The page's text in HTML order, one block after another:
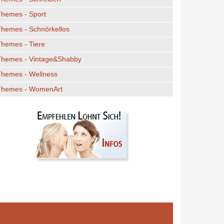
- Sport
- Schnörkellos
- Tiere
- Vintage&Shabby
- Wellness
- WomenArt